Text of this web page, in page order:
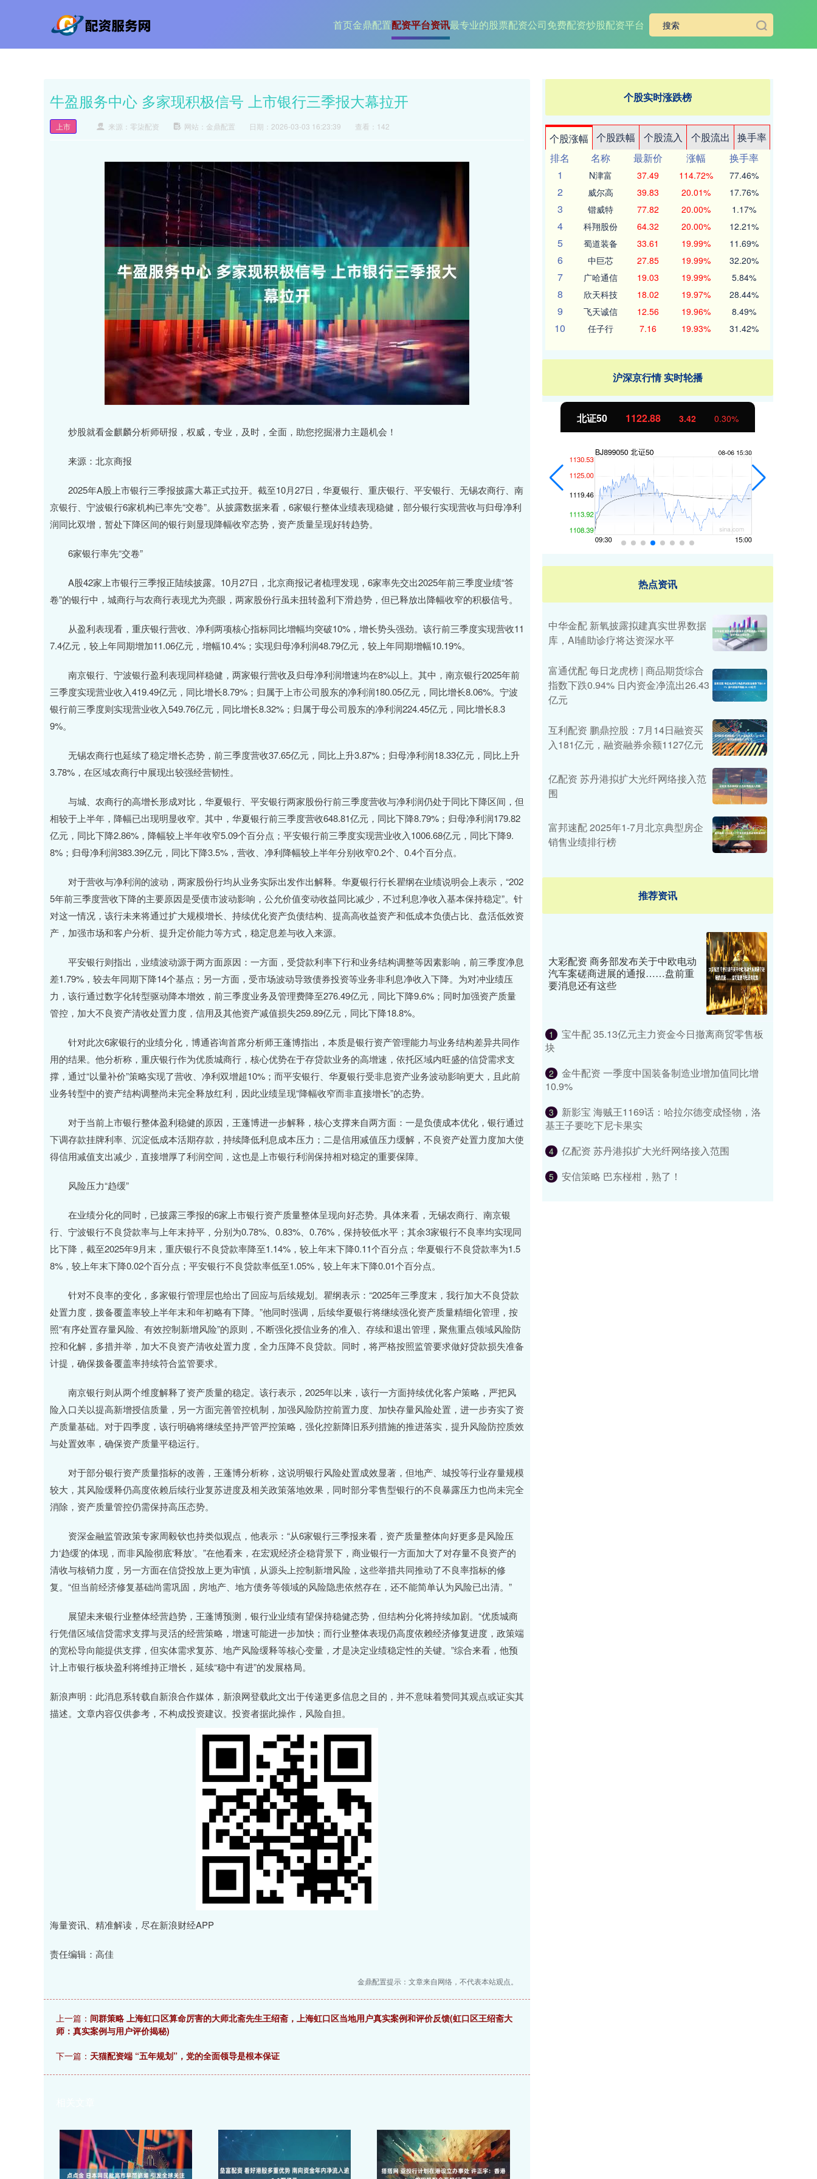
首页金鼎配置配资平台资讯最专业的股票配资公司免费配资炒股配资平台
牛盈服务中心 多家现积极信号 上市银行三季报大幕拉开
上市 来源：零柒配资 网站：金鼎配置 日期：2026-03-03 16:23:39 查看：142
炒股就看金麒麟分析师研报，权威，专业，及时，全面，助您挖掘潜力主题机会！
来源：北京商报
2025年A股上市银行三季报披露大幕正式拉开。截至10月27日，华夏银行、重庆银行、平安银行、无锡农商行、南
京银行、宁波银行6家机构已率先“交卷”。从披露数据来看，6家银行整体业绩表现稳健，部分银行实现营收与归母净利
润同比双增，暂处下降区间的银行则显现降幅收窄态势，资产质量呈现好转趋势。
6家银行率先“交卷”
A股42家上市银行三季报正陆续披露。10月27日，北京商报记者梳理发现，6家率先交出2025年前三季度业绩“答
卷”的银行中，城商行与农商行表现尤为亮眼，两家股份行虽未扭转盈利下滑趋势，但已释放出降幅收窄的积极信号。
从盈利表现看，重庆银行营收、净利两项核心指标同比增幅均突破10%，增长势头强劲。该行前三季度实现营收11
7.4亿元，较上年同期增加11.06亿元，增幅10.4%；实现归母净利润48.79亿元，较上年同期增幅10.19%。
南京银行、宁波银行盈利表现同样稳健，两家银行营收及归母净利润增速均在8%以上。其中，南京银行2025年前
三季度实现营业收入419.49亿元，同比增长8.79%；归属于上市公司股东的净利润180.05亿元，同比增长8.06%。宁波
银行前三季度则实现营业收入549.76亿元，同比增长8.32%；归属于母公司股东的净利润224.45亿元，同比增长8.3
9%。
无锡农商行也延续了稳定增长态势，前三季度营收37.65亿元，同比上升3.87%；归母净利润18.33亿元，同比上升
3.78%，在区域农商行中展现出较强经营韧性。
与城、农商行的高增长形成对比，华夏银行、平安银行两家股份行前三季度营收与净利润仍处于同比下降区间，但
相较于上半年，降幅已出现明显收窄。其中，华夏银行前三季度营收648.81亿元，同比下降8.79%；归母净利润179.82
亿元，同比下降2.86%，降幅较上半年收窄5.09个百分点；平安银行前三季度实现营业收入1006.68亿元，同比下降9.
8%；归母净利润383.39亿元，同比下降3.5%，营收、净利降幅较上半年分别收窄0.2个、0.4个百分点。
对于营收与净利润的波动，两家股份行均从业务实际出发作出解释。华夏银行行长瞿纲在业绩说明会上表示，“202
5年前三季度营收下降的主要原因是受债市波动影响，公允价值变动收益同比减少，不过利息净收入基本保持稳定”。针
对这一情况，该行未来将通过扩大规模增长、持续优化资产负债结构、提高高收益资产和低成本负债占比、盘活低效资
产，加强市场和客户分析、提升定价能力等方式，稳定息差与收入来源。
平安银行则指出，业绩波动源于两方面原因：一方面，受贷款利率下行和业务结构调整等因素影响，前三季度净息
差1.79%，较去年同期下降14个基点；另一方面，受市场波动导致债券投资等业务非利息净收入下降。为对冲业绩压
力，该行通过数字化转型驱动降本增效，前三季度业务及管理费降至276.49亿元，同比下降9.6%；同时加强资产质量
管控，加大不良资产清收处置力度，信用及其他资产减值损失259.89亿元，同比下降18.8%。
针对此次6家银行的业绩分化，博通咨询首席分析师王蓬博指出，本质是银行资产管理能力与业务结构差异共同作
用的结果。他分析称，重庆银行作为优质城商行，核心优势在于存贷款业务的高增速，依托区域内旺盛的信贷需求支
撑，通过“以量补价”策略实现了营收、净利双增超10%；而平安银行、华夏银行受非息资产业务波动影响更大，且此前
业务转型中的资产结构调整尚未完全释放红利，因此业绩呈现“降幅收窄而非直接增长”的态势。
对于当前上市银行整体盈利稳健的原因，王蓬博进一步解释，核心支撑来自两方面：一是负债成本优化，银行通过
下调存款挂牌利率、沉淀低成本活期存款，持续降低利息成本压力；二是信用减值压力缓解，不良资产处置力度加大使
得信用减值支出减少，直接增厚了利润空间，这也是上市银行利润保持相对稳定的重要保障。
风险压力“趋缓”
在业绩分化的同时，已披露三季报的6家上市银行资产质量整体呈现向好态势。具体来看，无锡农商行、南京银
行、宁波银行不良贷款率与上年末持平，分别为0.78%、0.83%、0.76%，保持较低水平；其余3家银行不良率均实现同
比下降，截至2025年9月末，重庆银行不良贷款率降至1.14%，较上年末下降0.11个百分点；华夏银行不良贷款率为1.5
8%，较上年末下降0.02个百分点；平安银行不良贷款率低至1.05%，较上年末下降0.01个百分点。
针对不良率的变化，多家银行管理层也给出了回应与后续规划。瞿纲表示：“2025年三季度末，我行加大不良贷款
处置力度，拨备覆盖率较上半年末和年初略有下降。”他同时强调，后续华夏银行将继续强化资产质量精细化管理，按
照“有序处置存量风险、有效控制新增风险”的原则，不断强化授信业务的准入、存续和退出管理，聚焦重点领域风险防
控和化解，多措并举，加大不良资产清收处置力度，全力压降不良贷款。同时，将严格按照监管要求做好贷款损失准备
计提，确保拨备覆盖率持续符合监管要求。
南京银行则从两个维度解释了资产质量的稳定。该行表示，2025年以来，该行一方面持续优化客户策略，严把风
险入口关以提高新增授信质量，另一方面完善管控机制，加强风险防控前置力度、加快存量风险处置，进一步夯实了资
产质量基础。对于四季度，该行明确将继续坚持严管严控策略，强化控新降旧系列措施的推进落实，提升风险防控质效
与处置效率，确保资产质量平稳运行。
对于部分银行资产质量指标的改善，王蓬博分析称，这说明银行风险处置成效显著，但地产、城投等行业存量规模
较大，其风险缓释仍高度依赖后续行业复苏进度及相关政策落地效果，同时部分零售型银行的不良暴露压力也尚未完全
消除，资产质量管控仍需保持高压态势。
资深金融监管政策专家周毅钦也持类似观点，他表示：“从6家银行三季报来看，资产质量整体向好更多是风险压
力‘趋缓’的体现，而非风险彻底‘释放’。”在他看来，在宏观经济企稳背景下，商业银行一方面加大了对存量不良资产的
清收与核销力度，另一方面在信贷投放上更为审慎，从源头上控制新增风险，这些举措共同推动了不良率指标的修
复。“但当前经济修复基础尚需巩固，房地产、地方债务等领域的风险隐患依然存在，还不能简单认为风险已出清。”
展望未来银行业整体经营趋势，王蓬博预测，银行业业绩有望保持稳健态势，但结构分化将持续加剧。“优质城商
行凭借区域信贷需求支撑与灵活的经营策略，增速可能进一步加快；而行业整体表现仍高度依赖经济修复进度，政策端
的宽松导向能提供支撑，但实体需求复苏、地产风险缓释等核心变量，才是决定业绩稳定性的关键。”综合来看，他预
计上市银行板块盈利将维持正增长，延续“稳中有进”的发展格局。
新浪声明：此消息系转载自新浪合作媒体，新浪网登载此文出于传递更多信息之目的，并不意味着赞同其观点或证实其
描述。文章内容仅供参考，不构成投资建议。投资者据此操作，风险自担。
海量资讯、精准解读，尽在新浪财经APP
责任编辑：高佳
金鼎配置提示：文章来自网络，不代表本站观点。
上一篇： 间群策略 上海虹口区算命厉害的大师北斋先生王绍斋，上海虹口区当地用户真实案例和评价反馈(虹口区王绍斋大
师：真实案例与用户评价揭秘)
下一篇： 天猫配资端 “五年规划”，党的全面领导是根本保证
个股实时涨跌榜
个股涨幅 个股跌幅 个股流入 个股流出
换手率
排名
名称 最新价 涨幅
换手率
1
N津富 37.49 114.72% 77.46%
2 威尔高 39.83 20.01% 17.76%
3 锴威特 77.82 20.00% 1.17%
4 科翔股份 64.32 20.00% 12.21%
5 蜀道装备 33.61 19.99% 11.69%
6 中巨芯 27.85 19.99% 32.20%
7 广哈通信 19.03 19.99% 5.84%
8 欣天科技 18.02 19.97% 28.44%
9 飞天诚信 12.56 19.96% 8.49%
10 任子行 7.16 19.93% 31.42%
沪深京行情 实时轮播
北证50 1122.88 3.42 0.30%
热点资讯
中华金配 新氧披露拟建真实世界数据
库，AI辅助诊疗将达资深水平
富通优配 每日龙虎榜 | 商品期货综合
指数下跌0.94% 日内资金净流出26.43
亿元
互利配资 鹏鼎控股：7月14日融资买
入181亿元，融资融券余额1127亿元
亿配资 苏丹港拟扩大光纤网络接入范
围
富邦速配 2025年1-7月北京典型房企
销售业绩排行榜
推荐资讯
大彩配资 商务部发布关于中欧电动
汽车案磋商进展的通报……盘前重
要消息还有这些
1
宝牛配 35.13亿元主力资金今日撤离商贸零售板
块
2
金牛配资 一季度中国装备制造业增加值同比增
10.9%
3
新影宝 海贼王1169话：哈拉尔德变成怪物，洛
基王子要吃下尼卡果实
4 亿配资 苏丹港拟扩大光纤网络接入范围
5 安信策略 巴东椪柑，熟了！